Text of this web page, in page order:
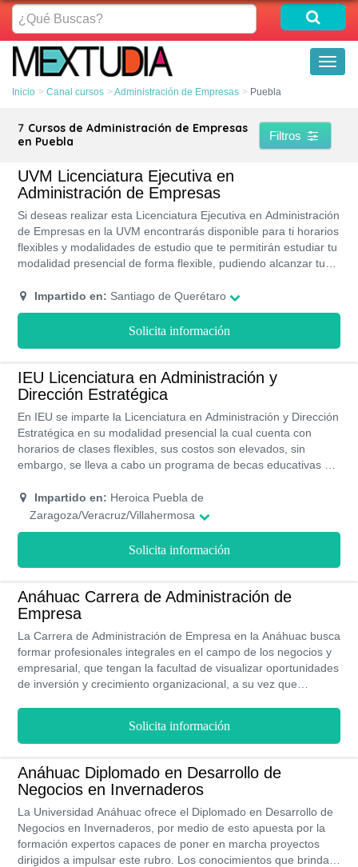
¿Qué
Buscas?
Inicio Canal cursos Administración de Empresas Puebla
7 Cursos de Administración de Empresas
en Puebla
Filtros
UVM Licenciatura Ejecutiva en
Administración de Empresas
Si deseas realizar esta Licenciatura Ejecutiva en Administración
de Empresas en la UVM encontrarás disponible para ti horarios
flexibles y modalidades de estudio que te permitirán estudiar tu
modalidad presencial de forma flexible, pudiendo alcanzar tu
cuatrimestres, en los cuales aprenderás las estrategias más
actuales en tu área y educación de calidad al igual que la
garantía de una entrada inmediata en el campo laboral gracias
a la bolsa de trabajo UVM con treinta empresas AAA de
Impartido en: Santiago de Querétaro
Solicita información
IEU Licenciatura en Administración y
Dirección Estratégica
En IEU se imparte la Licenciatura en Administración y Dirección
Estratégica en su modalidad presencial la cual cuenta con
horarios de clases flexibles, sus costos son elevados, sin
embargo, se lleva a cabo un programa de becas educativas a
universitarios son certificados por la SEP.
Impartido en: Heroica Puebla de
Zaragoza/Veracruz/Villahermosa
Solicita información
Anáhuac Carrera de Administración de
Empresa
La Carrera de Administración de Empresa en la Anáhuac busca
formar profesionales integrales en el campo de los negocios y
empresarial, que tengan la facultad de visualizar oportunidades
de inversión y crecimiento organizacional, a su vez que
procesos administrativos de una institución. Para ello debes
invertir un tiempo de cuatro años en una modalidad de estudio
presencial, pasando un proceso de admisión sencillo y auto-
direccionado.
Solicita información
Anáhuac Diplomado en Desarrollo de
Negocios en Invernaderos
La Universidad Anáhuac ofrece el Diplomado en Desarrollo de
Negocios en Invernaderos, por medio de esto apuesta por la
formación expertos capaces de poner en marcha proyectos
dirigidos a impulsar este rubro. Los conocimientos que brinda